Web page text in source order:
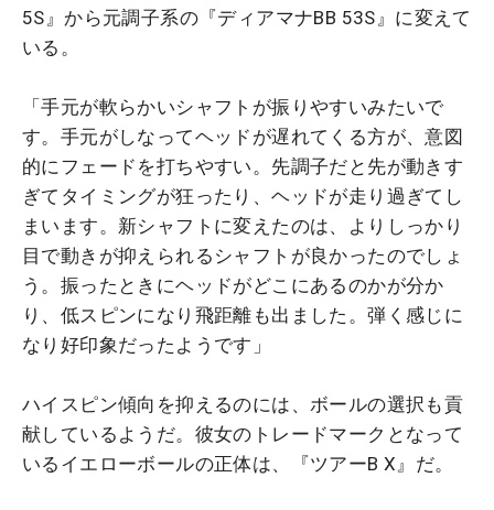
5S』から元調子系の『ディアマナBB 53S』に変えて
いる。
「手元が軟らかいシャフトが振りやすいみたいで
す。手元がしなってヘッドが遅れてくる方が、意図
的にフェードを打ちやすい。先調子だと先が動きす
ぎてタイミングが狂ったり、ヘッドが走り過ぎてし
まいます。新シャフトに変えたのは、よりしっかり
目で動きが抑えられるシャフトが良かったのでしょ
う。振ったときにヘッドがどこにあるのかが分か
り、低スピンになり飛距離も出ました。弾く感じに
なり好印象だったようです」
ハイスピン傾向を抑えるのには、ボールの選択も貢
献しているようだ。彼女のトレードマークとなって
いるイエローボールの正体は、『ツアーB X』だ。